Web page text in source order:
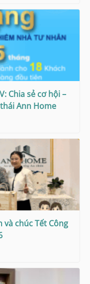
Chia sẻ cơ hội –
Ann Home
chúc Tết Công